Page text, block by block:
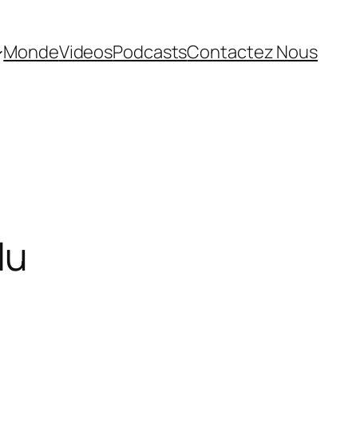
MondeVideosPodcastsContactez Nous